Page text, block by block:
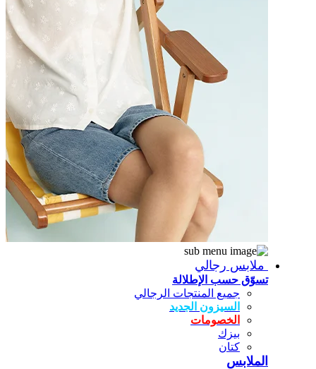
ملابس رجالي
تسوّق حسب الإطلالة
جميع المنتجات الرجالي
السيزون الجديد
الخصومات
بيزك
كتان
الملابس